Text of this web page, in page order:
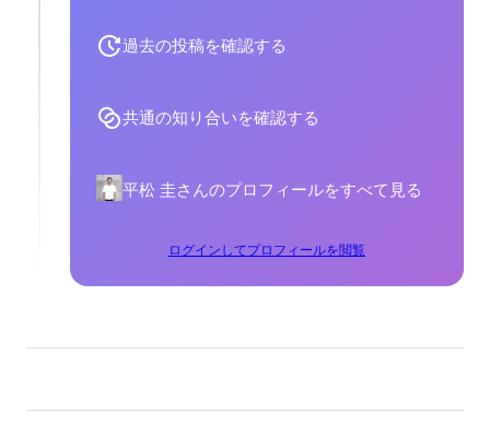
過去の投稿を確認する
共通の知り合いを確認する
平松 圭さんのプロフィールをすべて見る
ログインしてプロフィールを閲覧